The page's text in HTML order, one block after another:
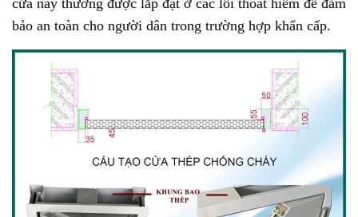
cửa này thường được lắp đặt ở các lối thoát hiểm để đảm
bảo an toàn cho người dân trong trường hợp khẩn cấp.